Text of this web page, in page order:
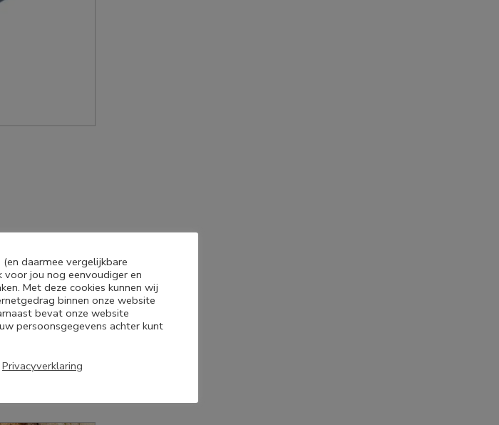
SD-
bericht en wij
daarmee vergelijkbare
jou nog eenvoudiger en
Met deze cookies kunnen wij
binnen onze website
bevat onze website
persoonsgegevens achter kunt
Privacyverklaring